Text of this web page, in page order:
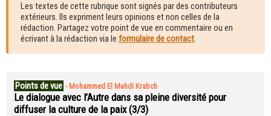
Les textes de cette rubrique sont signés par des contributeurs
extérieurs. Ils expriment leurs opinions et non celles de la
rédaction. Partagez votre point de vue en commentaire ou en
écrivant à la rédaction via le formulaire de contact.
Points de vue - Mohammed El Mahdi Krabch
Le dialogue avec l’Autre dans sa pleine diversité pour
diffuser la culture de la paix (3/3)